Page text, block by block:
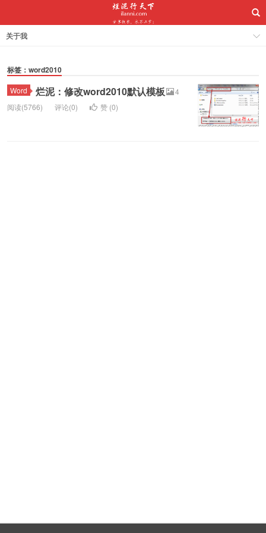
关于我
标签：word2010
Word 烂泥：修改word2010默认模板
4
阅读(5766)
评论(0) 赞 (0)